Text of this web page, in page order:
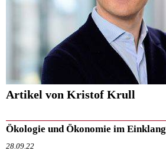
Artikel von Kristof Krull
Ökologie und Ökonomie im Einklang
28.09.22